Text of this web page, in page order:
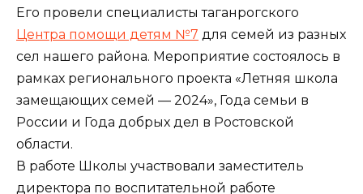
Его провели специалисты таганрогского
Центра помощи детям №7 для семей из разных
сел нашего района. Мероприятие состоялось в
рамках регионального проекта «Летняя школа
замещающих семей — 2024», Года семьи в
России и Года добрых дел в Ростовской
области.
В работе Школы участвовали заместитель
директора по воспитательной работе